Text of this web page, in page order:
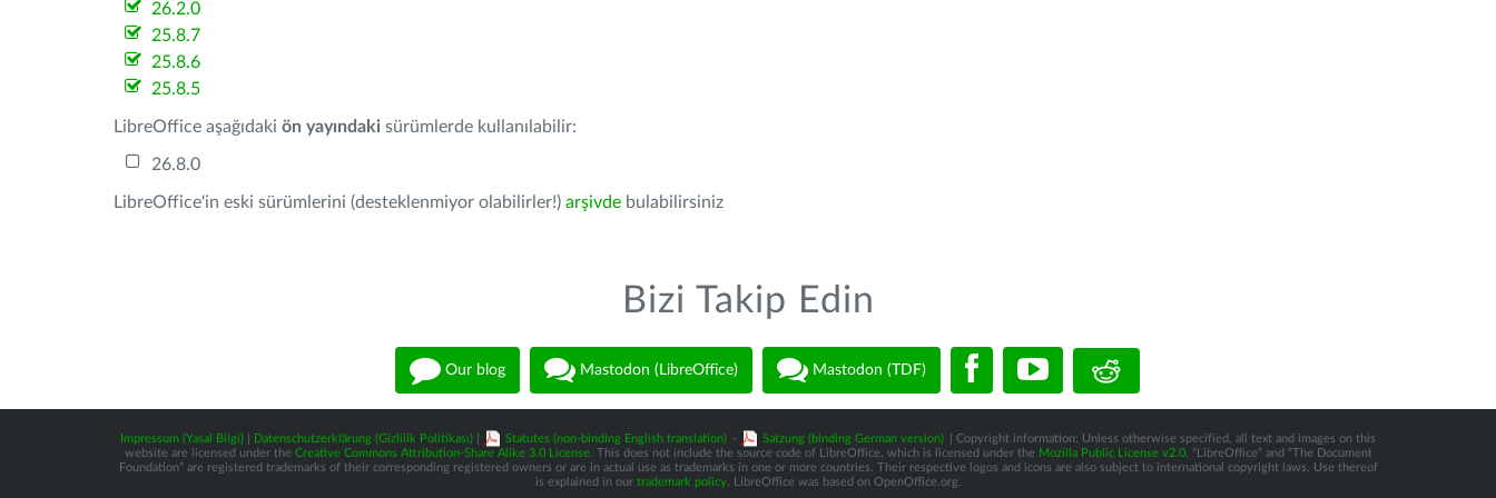
26.2.0
25.8.7
25.8.6
25.8.5
LibreOffice aşağıdaki ön yayındaki sürümlerde kullanılabilir:
26.8.0
LibreOffice'in eski sürümlerini (desteklenmiyor olabilirler!) arşivde bulabilirsiniz
Bizi Takip Edin
Our blog Mastodon (LibreOffice) Mastodon (TDF)
Impressum (Yasal Bilgi) Datenschutzerklärung (Gizlilik Politikası) Statutes (non-binding English translation) - Satzung (binding German version)
| Copyright information: Unless otherwise specified, all text and images on this
website are licensed under the Creative Commons Attribution-Share Alike 3.0 License. This does not include the source code of LibreOffice, which is licensed under the Mozilla Public License v2.0. “LibreOffice” and “The Document
Foundation” are registered trademarks of their corresponding registered owners or are in actual use as trademarks in one or more countries. Their respective logos and icons are also subject to international copyright laws. Use thereof
is explained in our trademark policy. LibreOffice was based on OpenOffice.org.